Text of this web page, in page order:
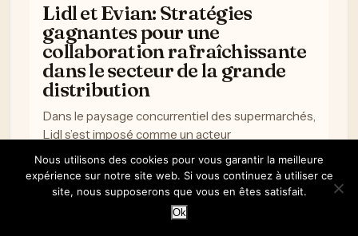
Lidl et Evian: Stratégies
gagnantes pour une
collaboration rafraîchissante
dans le secteur de la grande
distribution
Dans le paysage concurrentiel des supermarchés,
Lidl s’est imposé comme un acteur
incontournable, alliant qualité et accessibilité.
Cette enseigne d’origine allemande a…
Nous utilisons des cookies pour vous garantir la meilleure
expérience sur notre site web. Si vous continuez à utiliser ce
site, nous supposerons que vous en êtes satisfait.
Ok